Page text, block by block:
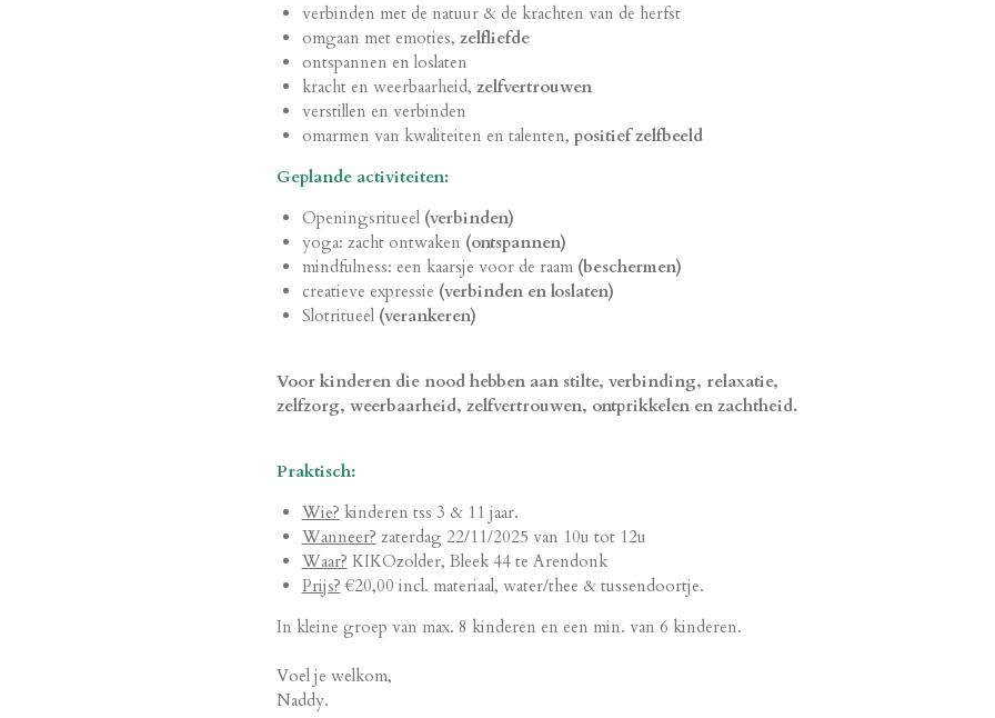
verbinden met de natuur & de krachten van de herfst
omgaan met emoties, zelfliefde
ontspannen en loslaten
kracht en weerbaarheid, zelfvertrouwen
verstillen en verbinden
omarmen van kwaliteiten en talenten, positief zelfbeeld
Geplande activiteiten:
Openingsritueel (verbinden)
yoga: zacht ontwaken (ontspannen)
mindfulness: een kaarsje voor de raam (beschermen)
creatieve expressie (verbinden en loslaten)
Slotritueel (verankeren)
Voor kinderen die nood hebben aan stilte, verbinding, relaxatie,
zelfzorg, weerbaarheid, zelfvertrouwen, ontprikkelen en zachtheid.
Praktisch:
Wie? kinderen tss 3 & 11 jaar.
Wanneer? zaterdag 22/11/2025 van 10u tot 12u
Waar? KIKOzolder, Bleek 44 te Arendonk
Prijs? €20,00 incl. materiaal, water/thee & tussendoortje.
In kleine groep van max. 8 kinderen en een min. van 6 kinderen.
Voel je welkom,
Naddy.